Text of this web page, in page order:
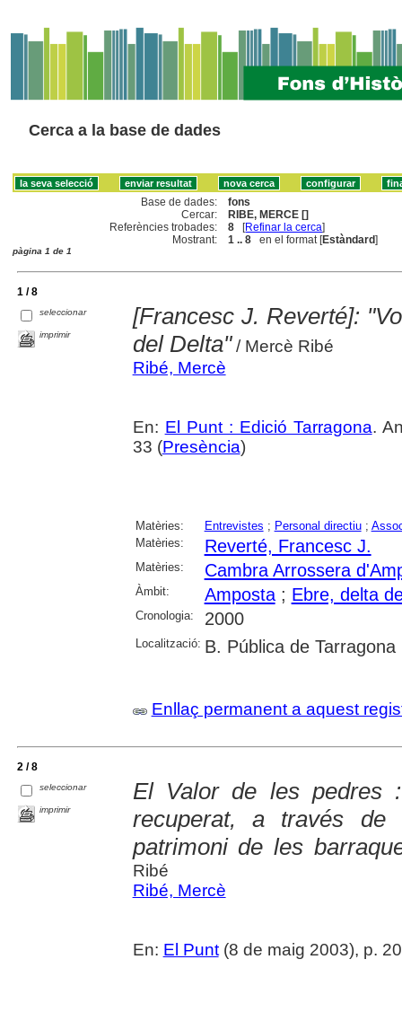
Cerca a la base de dades
Base de dades:
fons
Cercar:
RIBE, MERCE []
Referències trobades:
8 [Refinar la cerca]
Mostrant:
1 .. 8 en el format [Estàndard]
pàgina 1 de 1
1 / 8
seleccionar
imprimir
[Francesc J. Reverté]:
del Delta"/ Mercè Ribé
Ribé, Mercè
En: El Punt : Edició Tarragona.
33 (Presència)
Matèries: Entrevistes ; Personal directiu;
Matèries:
Reverté, Francesc J.
Matèries: Cambra Arrossera
Àmbit: Amposta; Ebre, delta
Cronologia: 2000
Localització: B. Pública de Tarragona
Enllaç permanent a aquest
2 / 8
seleccionar
imprimir
El Valor de les pedres
recuperat, a través
patrimoni de les
Ribé
Ribé, Mercè
En: El Punt(8 de maig 2003), p. 20